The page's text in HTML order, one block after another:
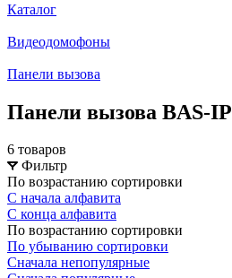
Каталог
Видеодомофоны
Панели вызова
Панели вызова BAS-IP
6 товаров
Фильтр
По возрастанию сортировки
С начала алфавита
С конца алфавита
По возрастанию сортировки
По убыванию сортировки
Сначала непопулярные